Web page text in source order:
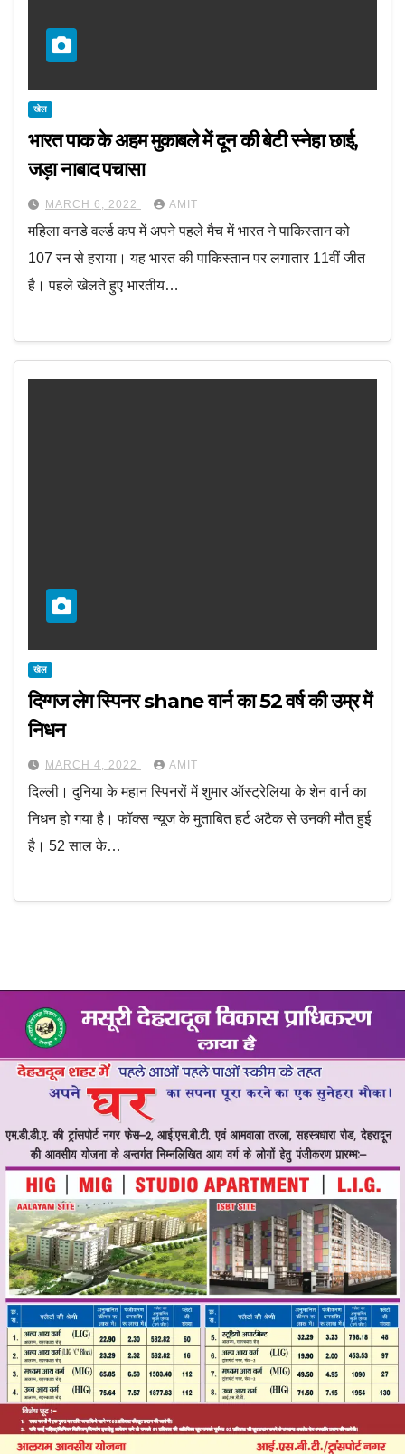
खेल
भारत पाक के अहम मुकाबले में दून की बेटी स्नेहा छाई,
जड़ा नाबाद पचासा
MARCH 6, 2022 AMIT
महिला वनडे वर्ल्ड कप में अपने पहले मैच में भारत ने पाकिस्तान को
107 रन से हराया। यह भारत की पाकिस्तान पर लगातार 11वीं जीत
है। पहले खेलते हुए भारतीय…
खेल
दिग्गज लेग स्पिनर shane वार्न का 52 वर्ष की उम्र में
निधन
MARCH 4, 2022 AMIT
दिल्ली। दुनिया के महान स्पिनरों में शुमार ऑस्ट्रेलिया के शेन वार्न का
निधन हो गया है। फॉक्स न्यूज के मुताबित हर्ट अटैक से उनकी मौत हुई
है। 52 साल के…